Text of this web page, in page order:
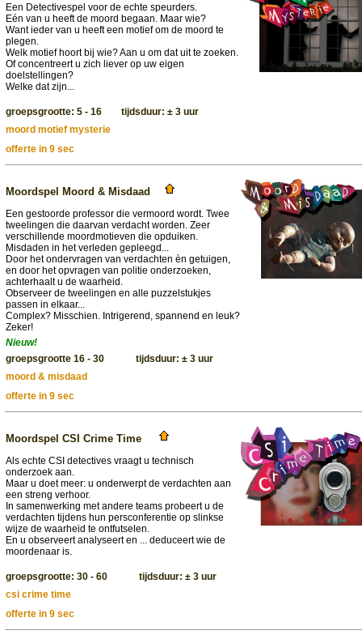
Een Detectivespel voor de echte speurders.
Eén van u heeft de moord begaan. Maar wie?
Want ieder van u heeft een motief om de moord te
plegen.
Welk motief hoort bij wie? Aan u om dat uit te zoeken.
Of concentreert u zich liever op uw eigen
doelstellingen?
Welke dat zijn...
groepsgrootte: 5 - 16 tijdsduur: ± 3 uur
moord motief mysterie
offerte in 9 sec
Moordspel Moord & Misdaad
Een gestoorde professor die vermoord wordt. Twee
tweelingen die daarvan verdacht worden. Zeer
verschillende moordmotieven die opduiken.
Misdaden in het verleden gepleegd...
Door het ondervragen van verdachten èn getuigen,
en door het opvragen van politie onderzoeken,
achterhaalt u de waarheid.
Observeer de tweelingen en alle puzzelstukjes
passen in elkaar...
Complex? Misschien. Intrigerend, spannend en leuk?
Zeker!
Nieuw!
groepsgrootte 16 - 30 tijdsduur: ± 3 uur
moord & misdaad
offerte in 9 sec
Moordspel CSI Crime Time
Als echte CSI detectives vraagt u technisch
onderzoek aan.
Maar u doet meer: u onderwerpt de verdachten aan
een streng verhoor.
In samenwerking met andere teams probeert u de
verdachten tijdens hun persconferentie op slinkse
wijze de waarheid te ontfutselen.
En u observeert analyseert en ... deduceert wie de
moordenaar is.
groepsgrootte: 30 - 60 tijdsduur: ± 3 uur
csi crime time
offerte in 9 sec